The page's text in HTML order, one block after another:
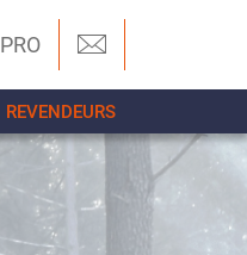
PRO
REVENDEURS